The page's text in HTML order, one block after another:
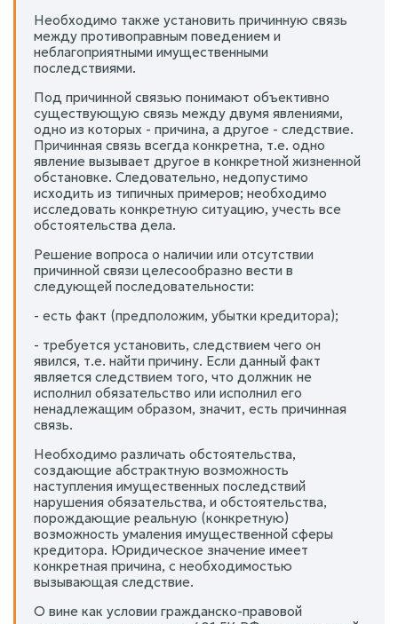
Необходимо также установить причинную связь
между противоправным поведением и
неблагоприятными имущественными
последствиями.
Под причинной связью понимают объективно
существующую связь между двумя явлениями,
одно из которых - причина, а другое - следствие.
Причинная связь всегда конкретна, т.е. одно
явление вызывает другое в конкретной жизненной
обстановке. Следовательно, недопустимо
исходить из типичных примеров; необходимо
исследовать конкретную ситуацию, учесть все
обстоятельства дела.
Решение вопроса о наличии или отсутствии
причинной связи целесообразно вести в
следующей последовательности:
- есть факт (предположим, убытки кредитора);
- требуется установить, следствием чего он
явился, т.е. найти причину. Если данный факт
является следствием того, что должник не
исполнил обязательство или исполнил его
ненадлежащим образом, значит, есть причинная
связь.
Необходимо различать обстоятельства,
создающие абстрактную возможность
наступления имущественных последствий
нарушения обязательства, и обстоятельства,
порождающие реальную (конкретную)
возможность умаления имущественной сферы
кредитора. Юридическое значение имеет
конкретная причина, с необходимостью
вызывающая следствие.
О вине как условии гражданско-правовой